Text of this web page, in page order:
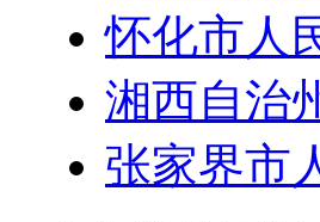
怀化市人
湘西自治
张家界市